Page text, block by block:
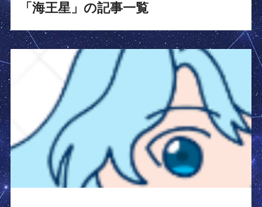
「海王星」の記事一覧